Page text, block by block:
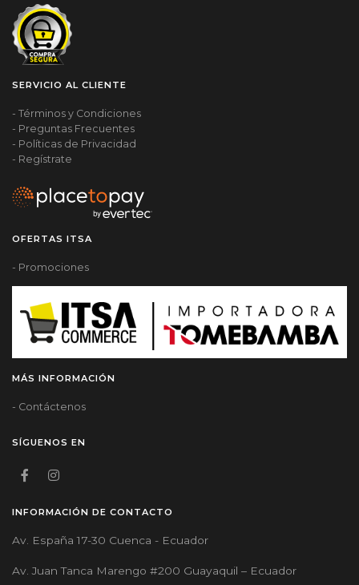
SERVICIO AL CLIENTE
- Términos y Condiciones
- Preguntas Frecuentes
- Políticas de Privacidad
- Regístrate
OFERTAS ITSA
- Promociones
MÁS INFORMACIÓN
- Contáctenos
SÍGUENOS EN
INFORMACIÓN DE CONTACTO
Av. España 17-30 Cuenca - Ecuador
Av. Juan Tanca Marengo #200 Guayaquil – Ecuador